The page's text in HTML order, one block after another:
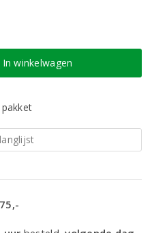
In winkelwagen